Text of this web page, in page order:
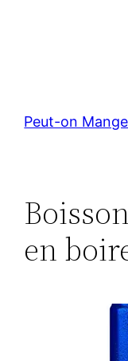
Peut-on
en